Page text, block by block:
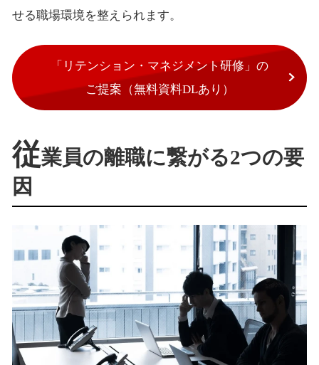
せる職場環境を整えられます。
「リテンション・マネジメント研修」の
ご提案（無料資料DLあり）
従業員の離職に繋がる2つの要
因